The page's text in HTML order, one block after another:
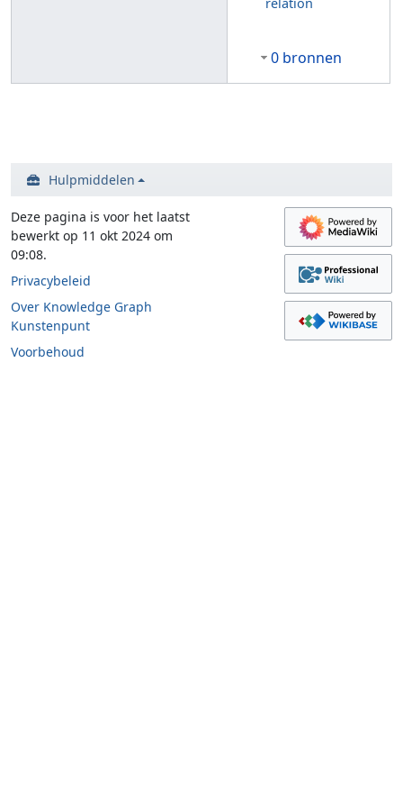
0 bronnen
Hulpmiddelen
Deze pagina is voor het laatst
bewerkt op 11 okt 2024 om
09:08.
Privacybeleid
Over Knowledge Graph
Kunstenpunt
Voorbehoud